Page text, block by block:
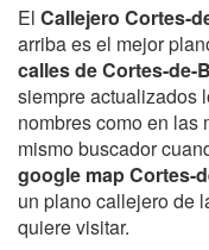
El Callejero Cortes-
arriba es el mejor
calles de Cortes-de-
siempre actualizados
nombres como en las
mismo buscador
google map Cortes-
un plano callejero de
quiere visitar.